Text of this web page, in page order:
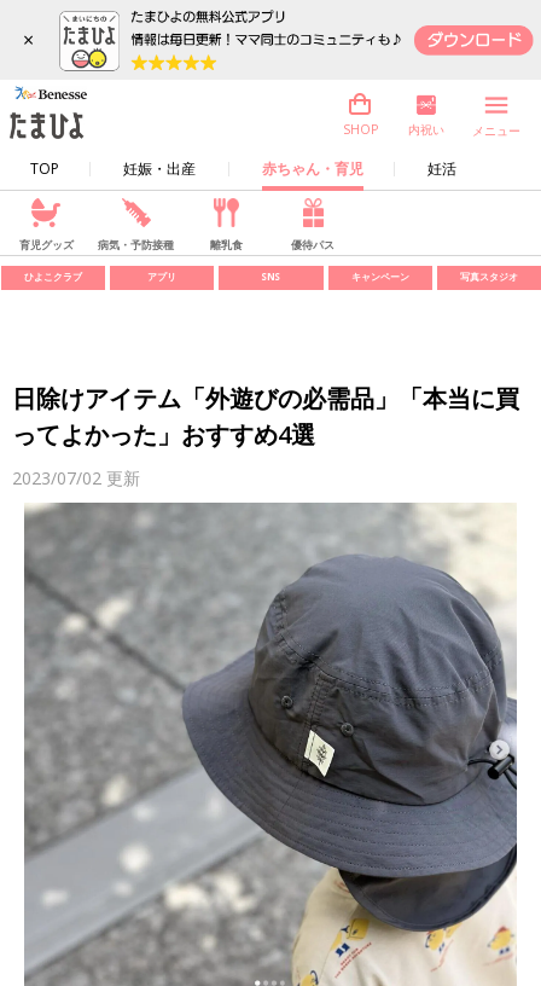
×
TOP 妊娠・出産 赤ちゃん・育児 妊活
SHOP 内祝い メニュー
育児グッズ 病気・予防接種 離乳食 優待パス
ひよこクラブ アプリ SNS キャンペーン 写真スタジオ
日除けアイテム「外遊びの必需品」「本当に買
ってよかった」おすすめ4選
2023/07/02 更新